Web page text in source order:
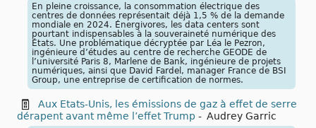
En pleine croissance, la consommation électrique des
centres de données représentait déjà 1,5 % de la demande
mondiale en 2024. Énergivores, les data centers sont
pourtant indispensables à la souveraineté numérique des
États. Une problématique décryptée par Léa le Pezron,
ingénieure d’études au centre de recherche GEODE de
l’université Paris 8, Marlene de Bank, ingénieure de projets
numériques, ainsi que David Fardel, manager France de BSI
Group, une entreprise de certification de normes.
Aux Etats-Unis, les émissions de gaz à effet de serre
dérapent avant même l’effet Trump - Audrey Garric